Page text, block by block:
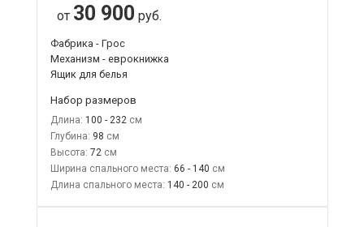
от 30 900 руб.
Фабрика - Грос
Механизм - еврокнижка
Ящик для белья
Набор размеров
Длина: 100 - 232
Глубина: 98
Высота: 72
Ширина спального места: 66 - 140
Длина спального места: 140 - 200